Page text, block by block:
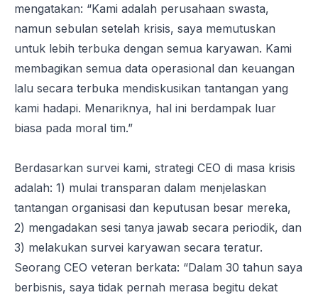
mengatakan: “Kami adalah perusahaan swasta,
namun sebulan setelah krisis, saya memutuskan
untuk lebih terbuka dengan semua karyawan. Kami
membagikan semua data operasional dan keuangan
lalu secara terbuka mendiskusikan tantangan yang
kami hadapi. Menariknya, hal ini berdampak luar
biasa pada moral tim.”
Berdasarkan survei kami, strategi CEO di masa krisis
adalah: 1) mulai transparan dalam menjelaskan
tantangan organisasi dan keputusan besar mereka,
2) mengadakan sesi tanya jawab secara periodik, dan
3) melakukan survei karyawan secara teratur.
Seorang CEO veteran berkata: “Dalam 30 tahun saya
berbisnis, saya tidak pernah merasa begitu dekat